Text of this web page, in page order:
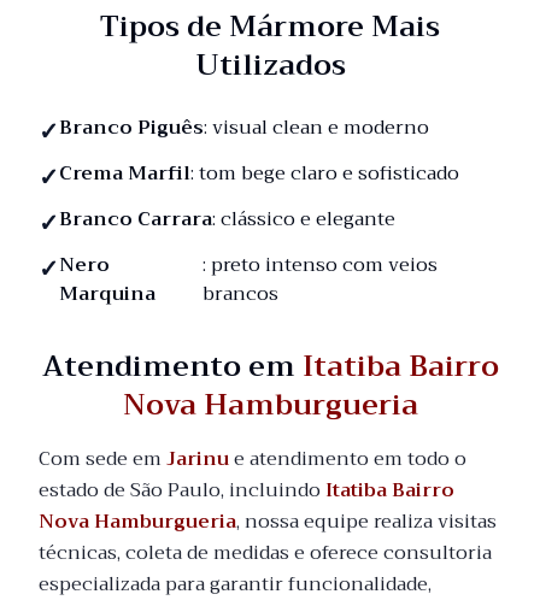
Tipos de Mármore Mais
Utilizados
Branco Piguês: visual clean e moderno
Crema Marfil: tom bege claro e sofisticado
Branco Carrara: clássico e elegante
Nero
Marquina
: preto intenso com veios
brancos
Atendimento emItatiba Bairro
Nova Hamburgueria
Com sede emJarinue atendimento em todo o
estado de São Paulo, incluindo Itatiba Bairro
Nova Hamburgueria, nossa equipe realiza visitas
técnicas, coleta de medidas e oferece consultoria
especializada para garantir funcionalidade,